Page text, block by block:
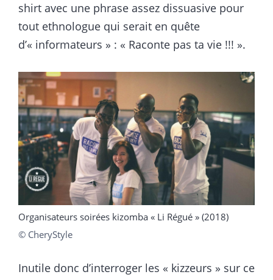
shirt avec une phrase assez dissuasive pour
tout ethnologue qui serait en quête
d’« informateurs » : « Raconte pas ta vie !!! ».
Organisateurs soirées kizomba « Li Régué » (2018)
© CheryStyle
Inutile donc d’interroger les « kizzeurs » sur ce